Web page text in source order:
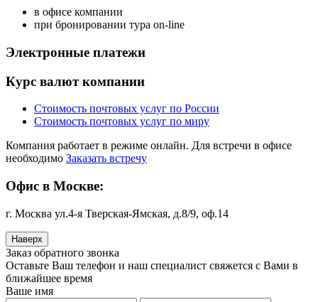
в офисе компании
при бронировании тура on-line
Электронные платежи
Курс валют компании
Стоимость почтовых услуг по России
Стоимость почтовых услуг по миру
Компания работает в режиме онлайн. Для встречи в офисе
необходимо Заказать встречу
Офис в Москве:
г. Москва ул.4-я Тверская-Ямская, д.8/9, оф.14
Наверх
Заказ обратного звонка
Оставьте Ваш телефон и наш специалист свяжется с Вами в
ближайшее время
Ваше имя